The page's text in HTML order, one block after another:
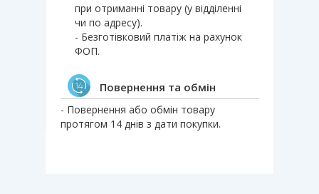
при отриманні товару (у відділенні
чи по адресу).
- Безготівковий платіж на рахунок
ФОП.
Повернення та обмін
- Повернення або обмін товару
протягом 14 днів з дати покупки.